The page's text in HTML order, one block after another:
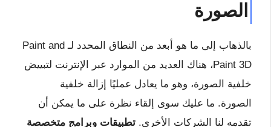
الصورة
بالذهاب إلى ما هو أبعد من النطاق المحدد لـ Paint and
Paint 3D، هناك العديد من الموارد عبر الإنترنت لتبييض
خلفية الصورة، وهو ما يعادل عمليًا إزالة خلفية
الصورة. ما عليك سوى إلقاء نظرة على ما يمكن أن
تقدمه لنا الشركات الأخرى. تطبيقات وبرامج متخصصة